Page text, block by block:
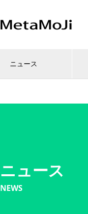
ニュース
ニュース
NEWS